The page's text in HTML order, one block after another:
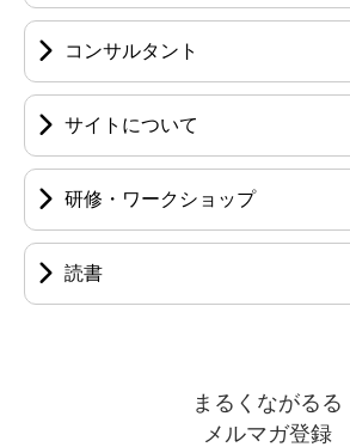
コンサルタント
サイトについて
研修・ワークショップ
読書
まるくながるる
メルマガ登録